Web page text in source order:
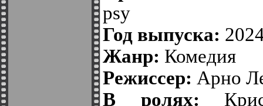
psy
Год выпуска:
Жанр: Комедия
Режиссер: Арно
В ролях: